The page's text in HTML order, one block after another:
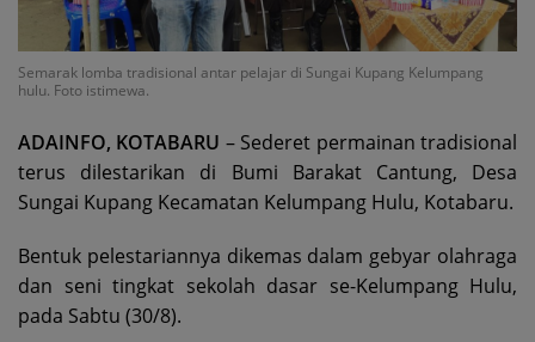
Semarak lomba tradisional antar pelajar di Sungai Kupang Kelumpang
hulu. Foto istimewa.
ADAINFO, KOTABARU – Sederet permainan tradisional
terus dilestarikan di Bumi Barakat Cantung, Desa
Sungai Kupang Kecamatan Kelumpang Hulu, Kotabaru.
Bentuk pelestariannya dikemas dalam gebyar olahraga
dan seni tingkat sekolah dasar se-Kelumpang Hulu,
pada Sabtu (30/8).